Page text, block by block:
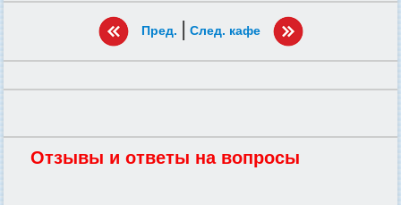
Пред. | След. кафе
Отзывы и ответы на вопросы